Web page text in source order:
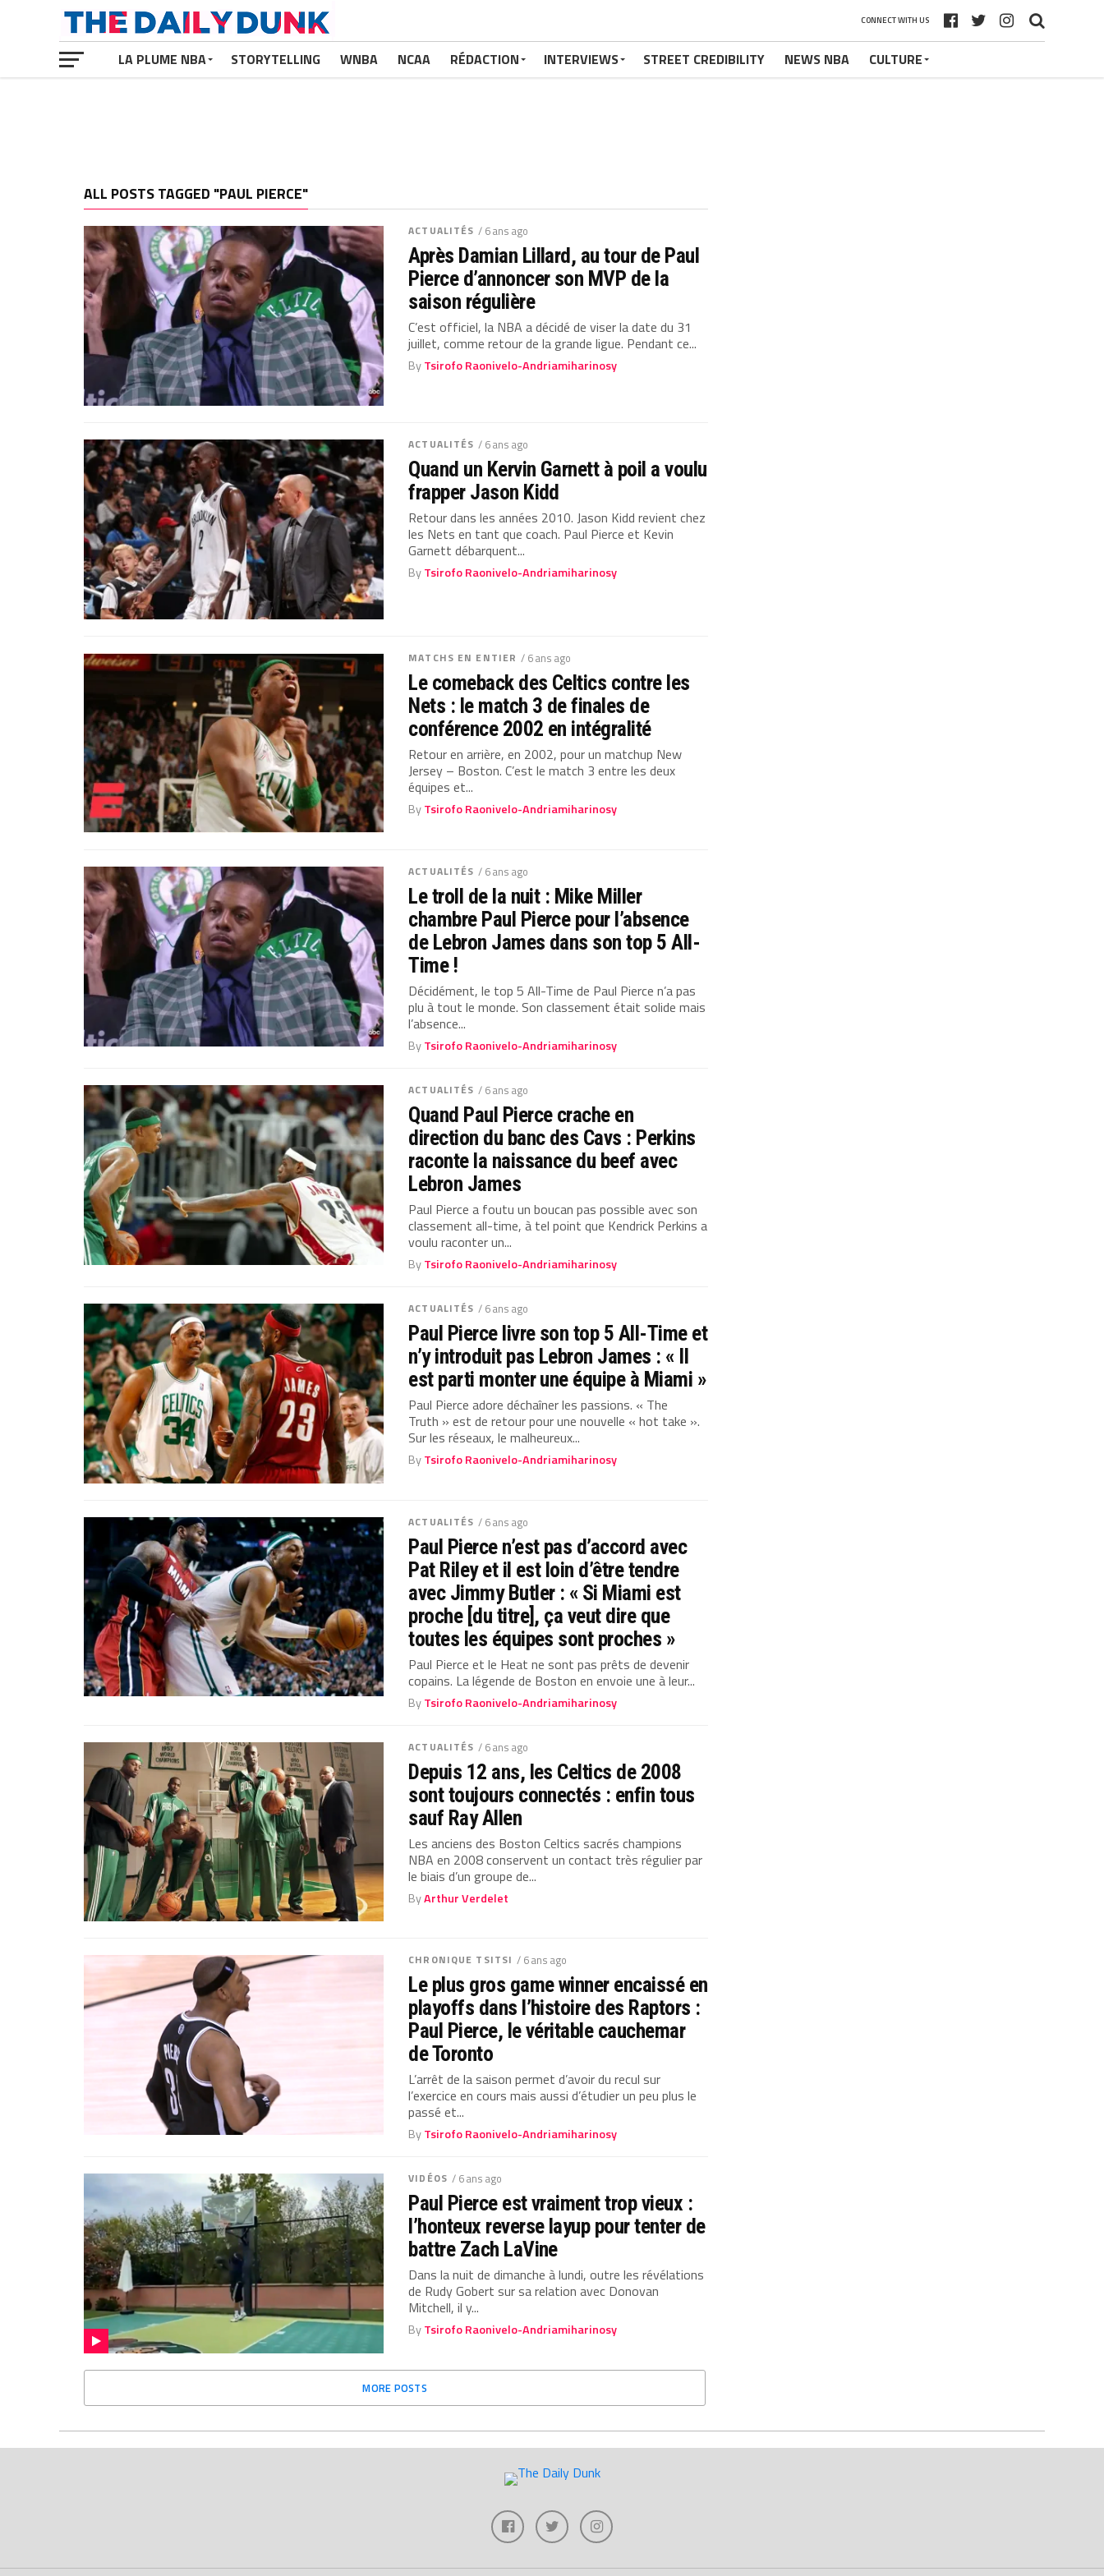
CONNECT WITH US
LA PLUME NBA STORYTELLING WNBA NCAA RÉDACTION INTERVIEWS STREET CREDIBILITY NEWS NBA CULTURE
ALL POSTS TAGGED "PAUL PIERCE"
ACTUALITÉS / 6 ans ago
Après Damian Lillard, au tour de Paul
Pierce d’annoncer son MVP de la
saison régulière
C’est officiel, la NBA a décidé de viser la date du 31
juillet, comme retour de la grande ligue. Pendant ce...
ByTsirofo Raonivelo-Andriamiharinosy
ACTUALITÉS / 6 ans ago
Quand un Kervin Garnett à poil a voulu
frapper Jason Kidd
Retour dans les années 2010. Jason Kidd revient chez
les Nets en tant que coach. Paul Pierce et Kevin
Garnett débarquent...
ByTsirofo Raonivelo-Andriamiharinosy
MATCHS EN ENTIER / 6 ans ago
Le comeback des Celtics contre les
Nets : le match 3 de finales de
conférence 2002 en intégralité
Retour en arrière, en 2002, pour un matchup New
Jersey – Boston. C’est le match 3 entre les deux
équipes et...
ByTsirofo Raonivelo-Andriamiharinosy
ACTUALITÉS / 6 ans ago
Le troll de la nuit : Mike Miller
chambre Paul Pierce pour l’absence
de Lebron James dans son top 5 All-
Time !
Décidément, le top 5 All-Time de Paul Pierce n’a pas
plu à tout le monde. Son classement était solide mais
l’absence...
ByTsirofo Raonivelo-Andriamiharinosy
ACTUALITÉS / 6 ans ago
Quand Paul Pierce crache en
direction du banc des Cavs : Perkins
raconte la naissance du beef avec
Lebron James
Paul Pierce a foutu un boucan pas possible avec son
classement all-time, à tel point que Kendrick Perkins a
voulu raconter un...
ByTsirofo Raonivelo-Andriamiharinosy
ACTUALITÉS / 6 ans ago
Paul Pierce livre son top 5 All-Time et
n’y introduit pas Lebron James : « Il
est parti monter une équipe à Miami »
Paul Pierce adore déchaîner les passions. « The
Truth » est de retour pour une nouvelle « hot take ».
Sur les réseaux, le malheureux...
ByTsirofo Raonivelo-Andriamiharinosy
ACTUALITÉS / 6 ans ago
Paul Pierce n’est pas d’accord avec
Pat Riley et il est loin d’être tendre
avec Jimmy Butler : « Si Miami est
proche [du titre], ça veut dire que
toutes les équipes sont proches »
Paul Pierce et le Heat ne sont pas prêts de devenir
copains. La légende de Boston en envoie une à leur...
ByTsirofo Raonivelo-Andriamiharinosy
ACTUALITÉS / 6 ans ago
Depuis 12 ans, les Celtics de 2008
sont toujours connectés : enfin tous
sauf Ray Allen
Les anciens des Boston Celtics sacrés champions
NBA en 2008 conservent un contact très régulier par
le biais d’un groupe de...
ByArthur Verdelet
CHRONIQUE TSITSI / 6 ans ago
Le plus gros game winner encaissé en
playoffs dans l’histoire des Raptors :
Paul Pierce, le véritable cauchemar
de Toronto
L’arrêt de la saison permet d’avoir du recul sur
l’exercice en cours mais aussi d’étudier un peu plus le
passé et...
ByTsirofo Raonivelo-Andriamiharinosy
VIDÉOS / 6 ans ago
Paul Pierce est vraiment trop vieux :
l’honteux reverse layup pour tenter de
battre Zach LaVine
Dans la nuit de dimanche à lundi, outre les révélations
de Rudy Gobert sur sa relation avec Donovan
Mitchell, il y...
ByTsirofo Raonivelo-Andriamiharinosy
MORE POSTS